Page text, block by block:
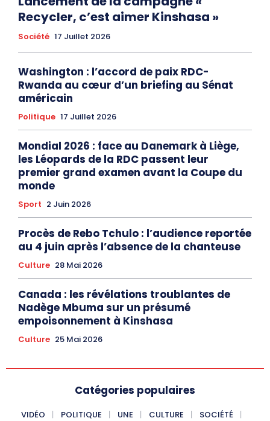
Recycler, c’est aimer Kinshasa »
Société 17 Juillet 2026
Washington : l’accord de paix RDC-
Rwanda au cœur d’un briefing au Sénat
américain
Politique 17 Juillet 2026
Mondial 2026 : face au Danemark à Liège,
les Léopards de la RDC passent leur
premier grand examen avant la Coupe du
monde
Sport 2 Juin 2026
Procès de Rebo Tchulo : l’audience reportée
au 4 juin après l’absence de la chanteuse
Culture 28 Mai 2026
Canada : les révélations troublantes de
Nadège Mbuma sur un présumé
empoisonnement à Kinshasa
Culture 25 Mai 2026
Catégories populaires
VIDÉO POLITIQUE UNE CULTURE
SOCIÉTÉ